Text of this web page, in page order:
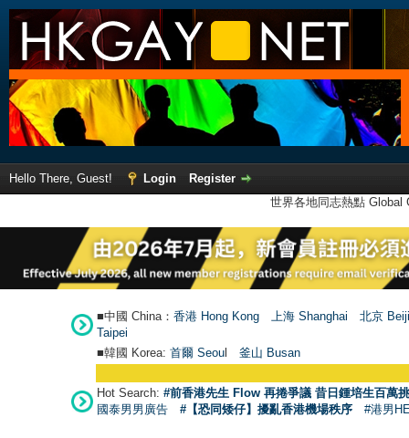
Hello There, Guest! Login
Register
世界各地同志熱點
■中國 China： 香港 Hong Kong 上海 Shanghai
北京
Taipei
■韓國 Korea: 首爾 Seoul 釜山 Busan
Hot Search: #前香港先生 Flow 再捲爭議 昔日鍾培生百萬
國泰男男廣告
#【恐同矮仔】擾亂香港機場秩序 #港男